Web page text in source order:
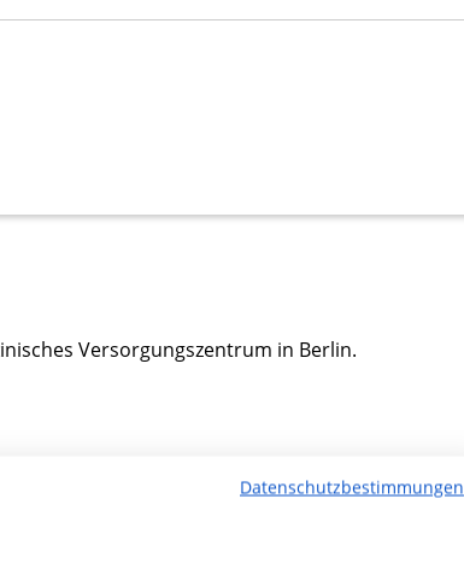
Versorgungszentrum in Berlin.
Datenschutzbestimmungen